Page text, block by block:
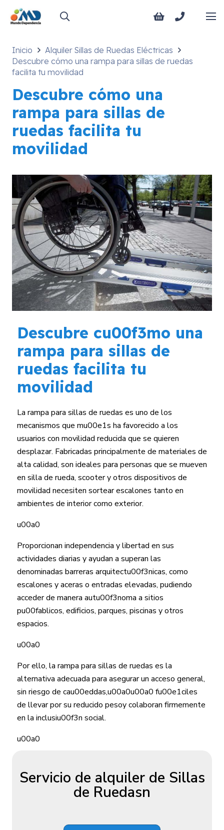
Inicio
Alquiler Sillas de Ruedas Eléctricas
Descubre cómo una rampa para sillas de ruedas
facilita tu movilidad
Descubre cómo una
rampa para sillas de
ruedas facilita tu
movilidad
Descubre cu00f3mo una
rampa para sillas de
ruedas facilita tu
movilidad
La rampa para sillas de ruedas es uno de los
mecanismos que mu00e1s ha favorecido a los
usuarios con movilidad reducida que se quieren
desplazar. Fabricadas principalmente de materiales de
alta calidad, son ideales para personas que se mueven
en silla de rueda, scooter y otros dispositivos de
movilidad necesiten sortear escalones tanto en
ambientes de interior como exterior.
u00a0
Proporcionan independencia y libertad en sus
actividades diarias y ayudan a superan las
denominadas barreras arquitectu00f3nicas, como
escalones y aceras o entradas elevadas, pudiendo
acceder de manera autu00f3noma a sitios
pu00fablicos, edificios, parques, piscinas y otros
espacios.
u00a0
Por ello, la rampa para sillas de ruedas es la
alternativa adecuada para asegurar un acceso general,
sin riesgo de cau00eddas,u00a0u00a0 fu00e1ciles
de llevar por su reducido pesoy colaboran firmemente
en la inclusiu00f3n social.
u00a0
Servicio de alquiler de Sillas
de Ruedasn